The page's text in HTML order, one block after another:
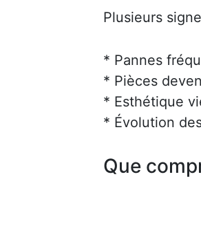
Plusieurs
* Pannes
* Pièces
* Esthétique
* Évolution
Que